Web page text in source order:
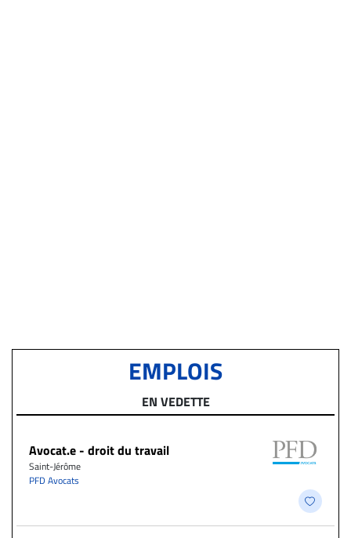
EMPLOIS
EN VEDETTE
Avocat.e - droit du travail
Saint-Jérôme
PFD Avocats